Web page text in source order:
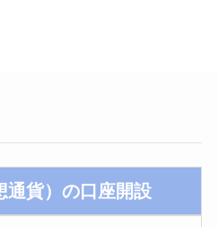
通貨）の口座開設